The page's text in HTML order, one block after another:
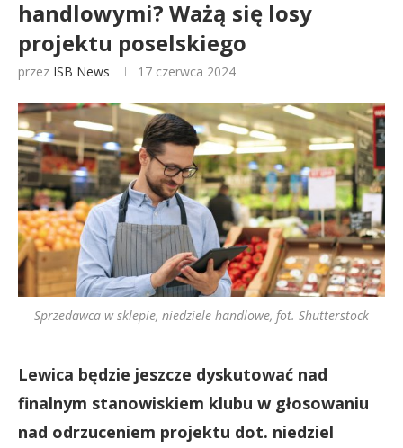
handlowymi? Ważą się losy
projektu poselskiego
przez ISB News 17 czerwca 2024
Sprzedawca w sklepie, niedziele handlowe, fot. Shutterstock
Lewica będzie jeszcze dyskutować nad
finalnym stanowiskiem klubu w głosowaniu
nad odrzuceniem projektu dot. niedziel